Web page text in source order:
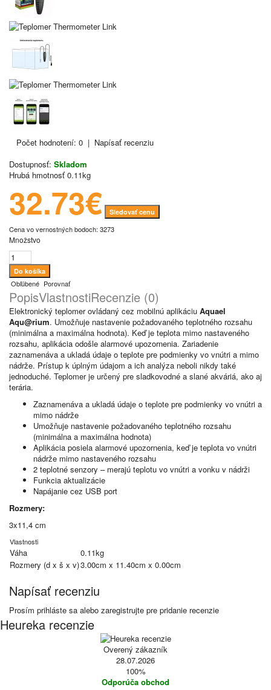
Počet hodnotení: 0 | Napísať recenziu
Dostupnosť: Skladom
Hrubá hmotnosť 0.11kg
32.73€ Sledovať cenu
Cena vo vernostných bodoch: 3273
Množstvo
Obľúbené Porovnať
PopisVlastnostiRecenzie (0)
Elektronický teplomer ovládaný cez mobilnú aplikáciu Aquael
Aqu@rium. Umožňuje nastavenie požadovaného teplotného rozsahu
(minimálna a maximálna hodnota). Keď je teplota mimo nastaveného
rozsahu, aplikácia odošle alarmové upozornenia. Zariadenie
zaznamenáva a ukladá údaje o teplote pre podmienky vo vnútri a mimo
nádrže. Prístup k úplným údajom a ich analýza neboli nikdy také
jednoduché. Teplomer je určený pre sladkovodné a slané akváriá, ako aj
terária.
Zaznamenáva a ukladá údaje o teplote pre podmienky vo vnútri a
mimo nádrže
Umožňuje nastavenie požadovaného teplotného rozsahu
(minimálna a maximálna hodnota)
Aplikácia posiela alarmové upozornenia, keď je teplota vo vnútri
nádrže mimo nastaveného rozsahu
2 teplotné senzory – merajú teplotu vo vnútri a vonku v nádrži
Funkcia aktualizácie
Napájanie cez USB port
Rozmery:
3x11,4 cm
Vlastnosti
Váha
0.11kg
Rozmery (d x š x v)3.00cm x 11.40cm x 0.00cm
Napísať recenziu
Prosím prihláste sa alebo zaregistrujte pre pridanie recenzie
Heureka recenzie
Overený zákazník
28.07.2026
100%
Odporúča obchod